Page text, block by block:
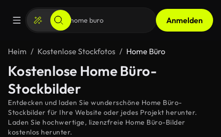
Anmelden
Heim Kostenlose Stockfotos Home Büro
Kostenlose Home Büro-
Stockbilder
Entdecken und laden Sie wunderschöne Home Büro-
Stockbilder für Ihre Website oder jedes Projekt herunter.
Laden Sie hochwertige, lizenzfreie Home Büro-Bilder
kostenlos herunter.